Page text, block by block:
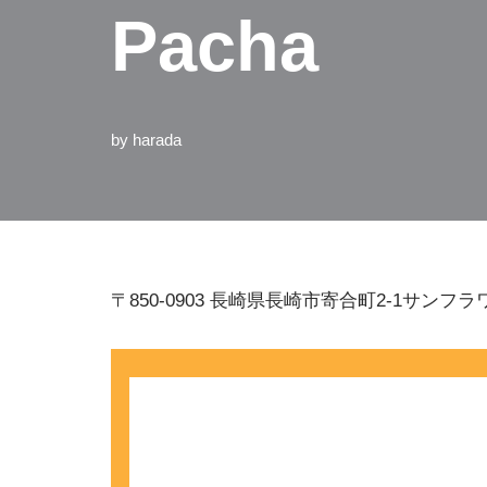
Pacha
by harada
〒850-0903 長崎県長崎市寄合町2-1サンフラ